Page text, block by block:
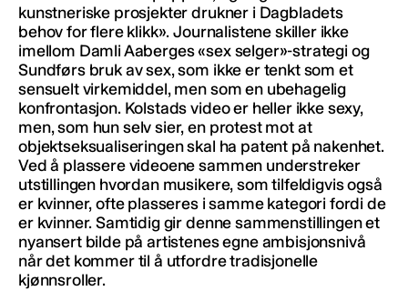
kunstneriske prosjekter drukner i Dagbladets
behov for flere klikk». Journalistene skiller ikke
imellom Damli Aaberges «sex selger»-strategi og
Sundførs bruk av sex, som ikke er tenkt som et
sensuelt virkemiddel, men som en ubehagelig
konfrontasjon. Kolstads video er heller ikke sexy,
men, som hun selv sier, en protest mot at
objektseksualiseringen skal ha patent på nakenhet.
Ved å plassere videoene sammen understreker
utstillingen hvordan musikere, som tilfeldigvis også
er kvinner, ofte plasseres i samme kategori fordi de
er kvinner. Samtidig gir denne sammenstillingen et
nyansert bilde på artistenes egne ambisjonsnivå
når det kommer til å utfordre tradisjonelle
kjønnsroller.